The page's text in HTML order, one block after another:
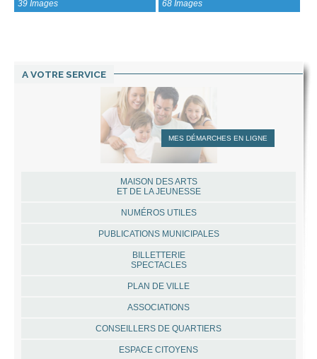
39 Images 68 Images
A VOTRE SERVICE
MES DÉMARCHES EN LIGNE
MAISON DES ARTS
ET DE LA JEUNESSE
NUMÉROS UTILES
PUBLICATIONS MUNICIPALES
BILLETTERIE
SPECTACLES
PLAN DE VILLE
ASSOCIATIONS
CONSEILLERS DE QUARTIERS
ESPACE CITOYENS